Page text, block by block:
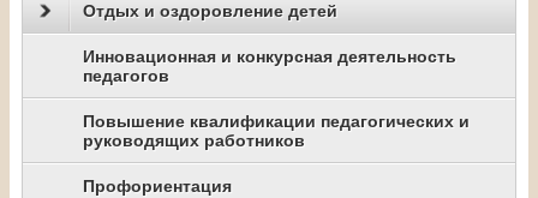
Отдых и оздоровление детей
Инновационная и конкурсная деятельность
педагогов
Повышение квалификации педагогических и
руководящих работников
Профориентация